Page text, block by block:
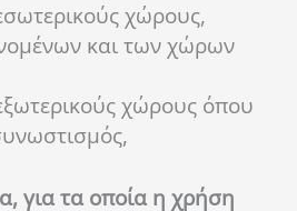
χώρους,
και των χώρων
χώρους όπου
για τα οποία η χρήση